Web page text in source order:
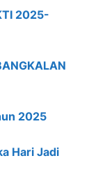
2025-
2025
Hari Jadi